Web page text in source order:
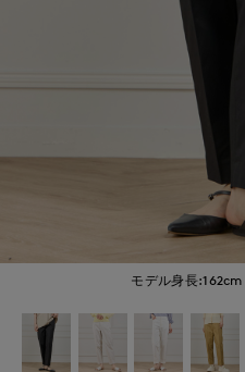
モデル身長:162cm